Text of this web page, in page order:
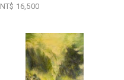
NT$ 16,500